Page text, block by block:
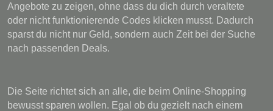
Angebote zu zeigen, ohne dass du dich durch veraltete
oder nicht funktionierende Codes klicken musst. Dadurch
sparst du nicht nur Geld, sondern auch Zeit bei der Suche
nach passenden Deals.
Die Seite richtet sich an alle, die beim Online-Shopping
bewusst sparen wollen. Egal ob du gezielt nach einem